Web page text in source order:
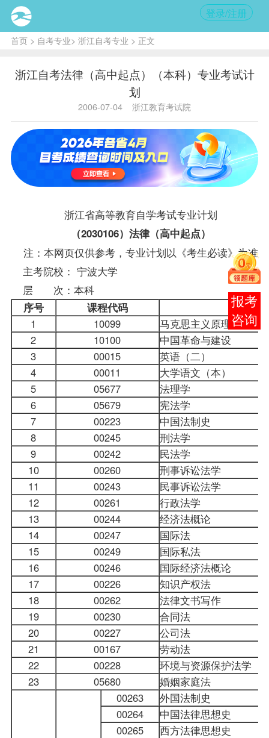
登录/注册
首页> 自考专业> 浙江自考专业 > 正文
浙江自考法律（高中起点）（本科）专业考试计
划
2006-07-04 浙江教育考试院
浙江省高等教育自学考试专业计划
（2030106）法律（高中起点）
注：本网页仅供参考，专业计划以《考生必读》为准
主考院校： 宁波大学
层 次：本科
序号
课程代码
1
10099
马克思主义原理
2
10100
中国革命与建设
3
00015
英语（二）
4
00011
大学语文（本）
5
05677
法理学
6
05679
宪法学
7
00223
中国法制史
8
00245
刑法学
9
00242
民法学
10
00260
刑事诉讼法学
11
00243
民事诉讼法学
12
00261
行政法学
13
00244
经济法概论
14
00247
国际法
15
00249
国际私法
16
00246
国际经济法概论
17
00226
知识产权法
18
00262
法律文书写作
19
00230
合同法
20
00227
公司法
21
00167
劳动法
22
00228
环境与资源保护法学
23
05680 婚姻家庭法
00263
外国法制史
00264
中国法律思想史
00265
西方法律思想史
报考
咨询